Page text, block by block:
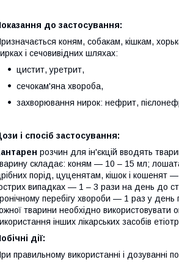
до застосування:
коням, собакам, кішкам,
і сечовивідних шляхах:
цистит, уретрит,
сечокам'яна хвороба,
захворювання нирок: нефрит,
і спосіб застосування:
розчин для ін'єкцій вводять
складає: коням — 10 – 15 мл;
порід, цуценятам, кішок і
випадках — 1 – 3 рази на день до
перебігу хвороби — 1 раз у
тварини необхідно використовувати
інших лікарських засобів
дії:
правильному використанні і дозуванні